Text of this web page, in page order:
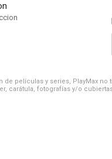
de películas y series, PlayMax
carátula, fotografías y/o